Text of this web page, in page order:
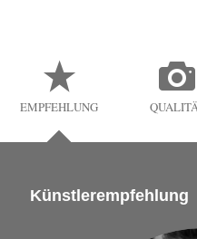
EMPFEHLUNG
Künstlerempfehlung